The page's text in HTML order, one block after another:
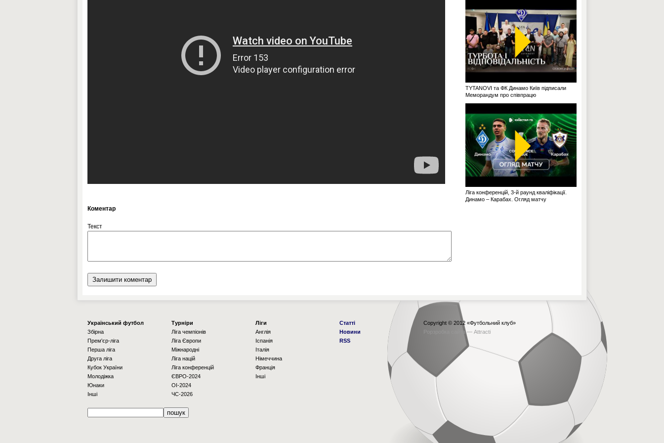
Коментар
Текст
TYTANOVI та ФК Динамо Київ підписали
Меморандум про співпрацю
Ліга конференцій, 3-й раунд кваліфікації.
Динамо – Карабах. Огляд матчу
Українcький футбол
Збірна
Прем'єр-ліга
Перша ліга
Друга ліга
Кубок України
Молодіжка
Юнаки
Інші
Турніри
Ліга чемпіонів
Ліга Європи
Міжнародні
Ліга націй
Ліга конференцій
ЄВРО-2024
OI-2024
ЧС-2026
Ліги
Англія
Іспанія
Італія
Німеччина
Франція
Інші
Статті
Новини
RSS
Copyright © 2012 «Футбольний клуб»
Рорзробка сайта — Attracti